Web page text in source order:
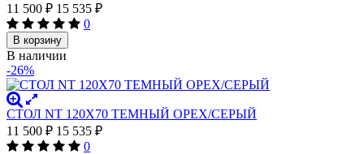
11 500 ₽ 15 535 ₽
0
В корзину
В наличии
-26%
СТОЛ NT 120X70 ТЕМНЫЙ ОРЕХ/СЕРЫЙ
11 500 ₽ 15 535 ₽
0